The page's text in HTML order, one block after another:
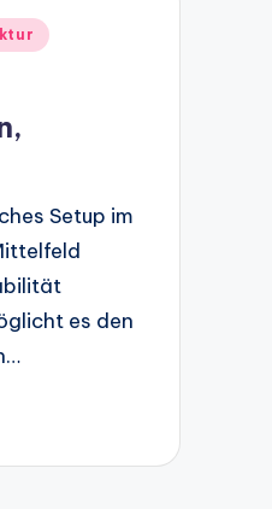
Setup im
es den